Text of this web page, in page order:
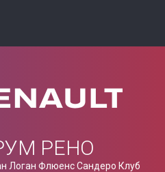
РЕНО
Логан Флюенс Сандеро Клуб